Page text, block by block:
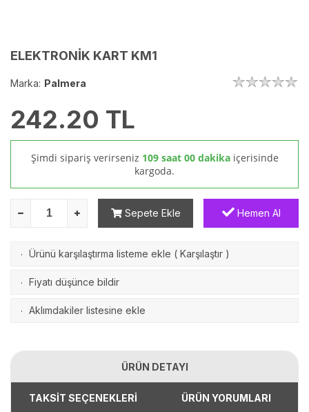
ELEKTRONİK KART KM1
Marka: Palmera
242.20 TL
Şimdi sipariş verirseniz 109 saat 00 dakika içerisinde
kargoda.
Sepete Ekle Hemen Al
· Ürünü karşılaştırma listeme ekle ( Karşılaştır )
· Fiyatı düşünce bildir
· Aklımdakiler listesine ekle
ÜRÜN DETAYI
TAKSİT SEÇENEKLERİ ÜRÜN YORUMLARI